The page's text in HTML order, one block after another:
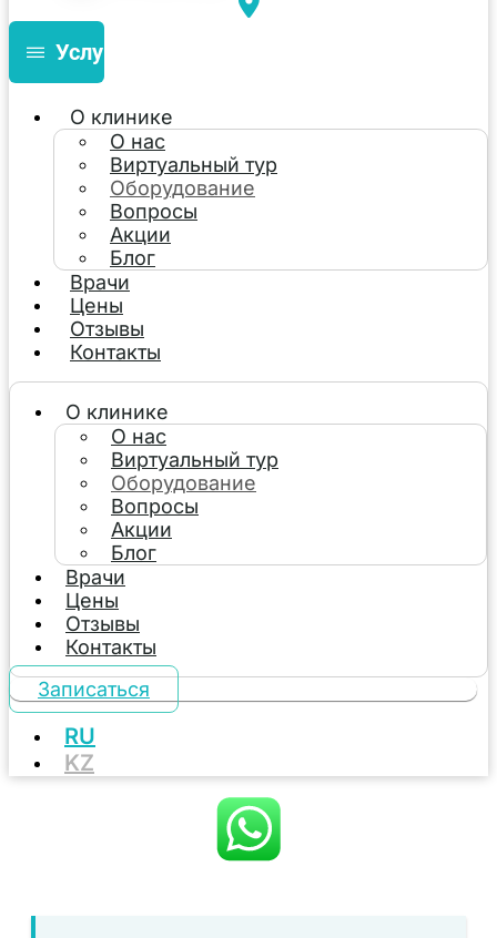
Услуги
О клинике
О нас
Виртуальный тур
Оборудование
Вопросы
Акции
Блог
Врачи
Цены
Отзывы
Контакты
О клинике
О нас
Виртуальный тур
Оборудование
Вопросы
Акции
Блог
Врачи
Цены
Отзывы
Контакты
Записаться
RU
KZ